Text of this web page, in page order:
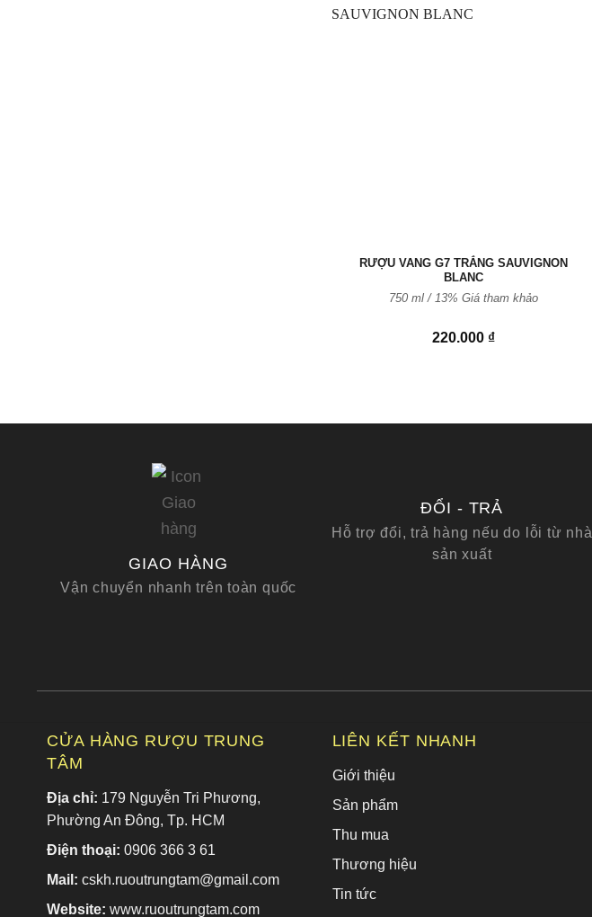
RƯỢU VANG G7 TRẮNG SAUVIGNON
BLANC
220.000 ₫
750 ml / 13% Giá tham khảo
GIAO HÀNG
Vận chuyển nhanh trên toàn quốc
ĐỔI - TRẢ
Hỗ trợ đổi, trả hàng nếu do lỗi từ nhà
sản xuất
CỬA HÀNG RƯỢU TRUNG
TÂM
Địa chỉ: 179 Nguyễn Tri Phương,
Phường An Đông, Tp. HCM
Điện thoại: 0906 366 3 61
Mail: cskh.ruoutrungtam@gmail.com
Website: www.ruoutrungtam.com
LIÊN KẾT NHANH
Giới thiệu
Sản phẩm
Thu mua
Thương hiệu
Tin tức